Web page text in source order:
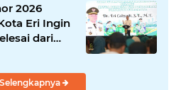
2026
Eri Ingin
dari